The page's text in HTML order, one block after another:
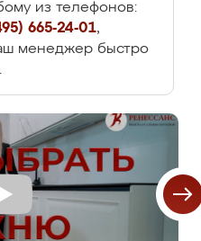
из телефонов:
665-24-01,
менеджер быстро